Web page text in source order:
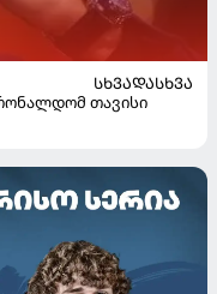
ᲡᲮᲕᲐᲓᲐᲡᲮᲕᲐ
რონალდომ თავისი